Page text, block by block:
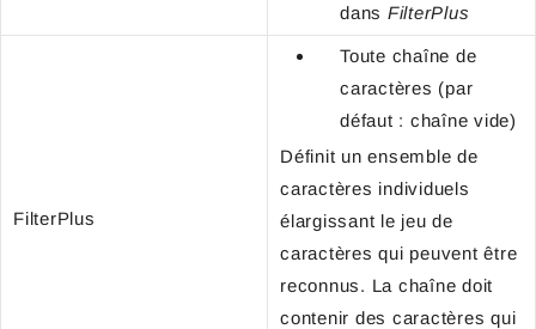
dans FilterPlus
FilterPlus
Toute chaîne de
caractères (par
défaut : chaîne vide)
Définit un ensemble de
caractères individuels
élargissant le jeu de
caractères qui peuvent être
reconnus. La chaîne doit
contenir des caractères qui